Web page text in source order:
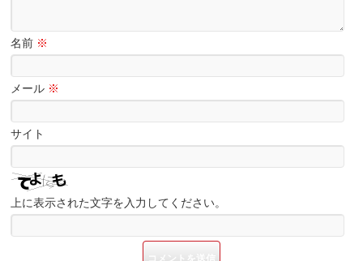
名前 ※
メール ※
サイト
上に表示された文字を入力してください。